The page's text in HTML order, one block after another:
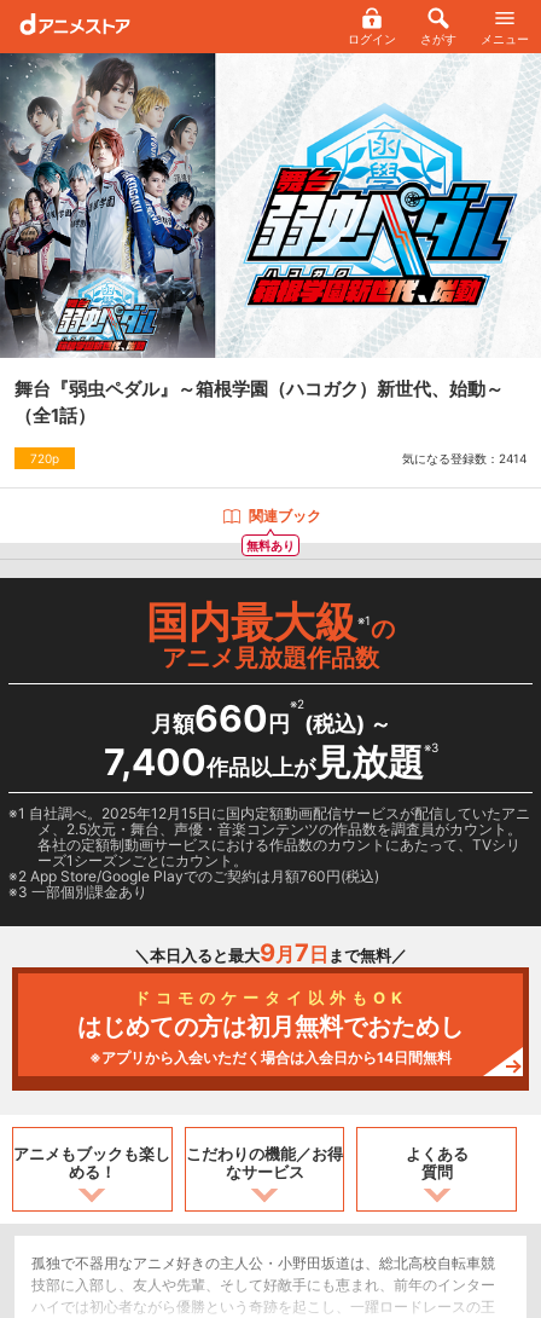
ログイン さがす メニュー
舞台『弱虫ペダル』～箱根学園（ハコガク）新世代、始動～
（全1話）
720p 気になる登録数： 2414
無料あり
関連ブック
国内最大級※1の
アニメ見放題作品数
月額660 円
※2
(税込) ～
7,400作品以上が見放題※3
1 自社調べ。2025年12月15日に国内定額動画配信サービスが配信していたアニ
メ、2.5次元・舞台、声優・音楽コンテンツの作品数を調査員がカウント。
各社の定額制動画サービスにおける作品数のカウントにあたって、TVシリ
ーズ1シーズンごとにカウント。
2 App Store/Google Playでのご契約は月額760円(税込)
3 一部個別課金あり
＼本日入ると最大9月 7 日 まで無料／
ドコモのケータイ以外もOK
はじめての方は初月無料でおためし
※アプリから入会いただく場合は入会日から14日間無料
アニメもブックも楽し
める！
こだわりの機能／お得
なサービス
よくある
質問
孤独で不器用なアニメ好きの主人公・小野田坂道は、総北高校自転車競
技部に入部し、友人や先輩、そして好敵手にも恵まれ、前年のインター
ハイでは初心者ながら優勝という奇跡を起こし、一躍ロードレースの王